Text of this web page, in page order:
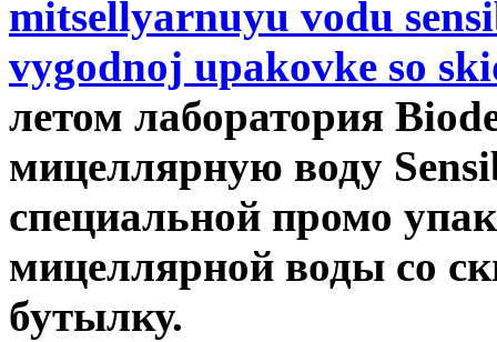
летом лаборатория
мицеллярную воду
специальной промо
мицеллярной воды со
бутылку.